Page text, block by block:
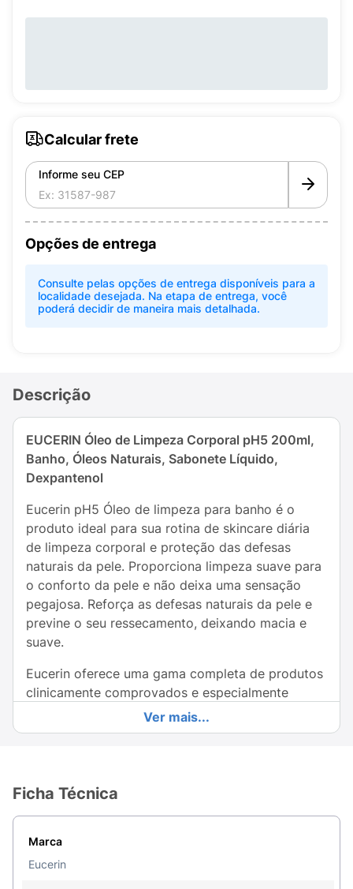
Calcular frete
Informe seu CEP
Opções de entrega
Consulte pelas opções de entrega disponíveis para a
localidade desejada. Na etapa de entrega, você
poderá decidir de maneira mais detalhada.
Descrição
EUCERIN Óleo de Limpeza Corporal pH5 200ml,
Banho, Óleos Naturais, Sabonete Líquido,
Dexpantenol
Eucerin pH5 Óleo de limpeza para banho é o
produto ideal para sua rotina de skincare diária
de limpeza corporal e proteção das defesas
naturais da pele. Proporciona limpeza suave para
o conforto da pele e não deixa uma sensação
pegajosa. Reforça as defesas naturais da pele e
previne o seu ressecamento, deixando macia e
suave.
Eucerin oferece uma gama completa de produtos
clinicamente comprovados e especialmente
desenvolvidos para combinar excelente proteção
e renovação com alta tolerabilidade cutânea.
camada de proteção natural, além de regular o
e ciência inovadora para cuidados com a pele de
alta qualidade que funcionam. Para fazer você se
Ver mais...
Ficha Técnica
Marca
Eucerin